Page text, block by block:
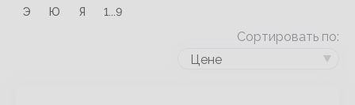
Э
Ю Я 1...9
Сортировать по:
Цене